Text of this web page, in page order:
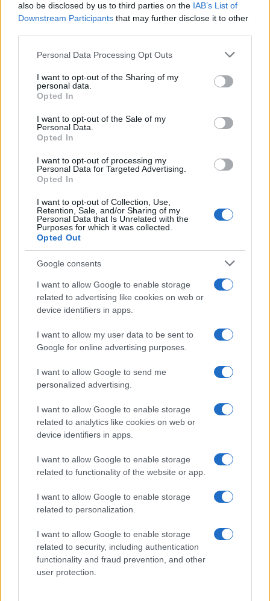
also be disclosed by us to third parties on the IAB’s List of
Downstream Participants that may further disclose it to other
Please note that this website/app uses one or more Google
not limited to your visit or usage behaviour. You may click to
grant or deny consent to Google and its third-party tags to
use your data for below specified purposes in below Google
consent section.
Personal Data Processing Opt Outs
I want to opt-out of the Sharing of my
personal data.
Opted In
I want to opt-out of the Sale of my
Personal Data.
Opted In
I want to opt-out of processing my
Personal Data for Targeted Advertising.
Opted In
I want to opt-out of Collection, Use,
Retention, Sale, and/or Sharing of my
Personal Data that Is Unrelated with the
Purposes for which it was collected.
Opted Out
Google consents
I want to allow Google to enable storage
related to advertising like cookies on web or
device identifiers in apps.
I want to allow my user data to be sent to
Google for online advertising purposes.
I want to allow Google to send me
personalized advertising.
I want to allow Google to enable storage
related to analytics like cookies on web or
device identifiers in apps.
I want to allow Google to enable storage
related to functionality of the website or app.
I want to allow Google to enable storage
related to personalization.
I want to allow Google to enable storage
related to security, including authentication
functionality and fraud prevention, and other
user protection.
Sigue leyendo
OTROS ANIMALES
Robots y animales de terapia: avances que
transforman la atención a mayores y pacientes de
Andrés Rodríguez · 9 Ago 2026